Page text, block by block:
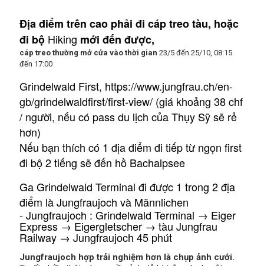
Địa điểm trên cao phải đi cáp treo tàu, hoặc
đi bộ Hiking mới đến được,
cáp treo thường mở cửa vào thời gian 23/5 đến 25/10, 08:15
đến 17:00
Grindelwald First, https://www.jungfrau.ch/en-
gb/grindelwaldfirst/first-view/ (giá khoảng 38 chf
/ người, nếu có pass du lịch của Thụy Sỹ sẽ rẻ
hơn)
Nếu bạn thích có 1 địa điểm đi tiếp từ ngọn first
đi bộ 2 tiếng sẽ đến hồ Bachalpsee
GaGrindelwald Terminal đi được 1 trong 2 địa
điểm làJungfraujoch và Männlichen
- Jungfraujoch : Grindelwald Terminal → Eiger
Express → Eigergletscher → tàu Jungfrau
Railway → Jungfraujoch 45 phút
Jungfraujoch hợp trải nghiệm hơn là chụp ảnh cưới.